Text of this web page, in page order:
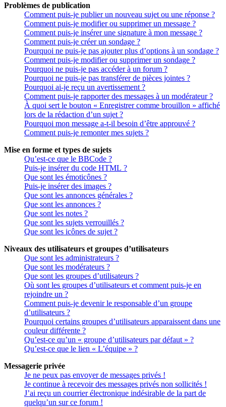
Problèmes de publication
Comment puis-je publier un nouveau sujet ou une réponse ?
Comment puis-je modifier ou supprimer un message ?
Comment puis-je insérer une signature à mon message ?
Comment puis-je créer un sondage ?
Pourquoi ne puis-je pas ajouter plus d’options à un sondage ?
Comment puis-je modifier ou supprimer un sondage ?
Pourquoi ne puis-je pas accéder à un forum ?
Pourquoi ne puis-je pas transférer de pièces jointes ?
Pourquoi ai-je reçu un avertissement ?
Comment puis-je rapporter des messages à un modérateur ?
À quoi sert le bouton « Enregistrer comme brouillon » affiché
lors de la rédaction d’un sujet ?
Pourquoi mon message a-t-il besoin d’être approuvé ?
Comment puis-je remonter mes sujets ?
Mise en forme et types de sujets
Qu’est-ce que le BBCode ?
Puis-je insérer du code HTML ?
Que sont les émoticônes ?
Puis-je insérer des images ?
Que sont les annonces générales ?
Que sont les annonces ?
Que sont les notes ?
Que sont les sujets verrouillés ?
Que sont les icônes de sujet ?
Niveaux des utilisateurs et groupes d’utilisateurs
Que sont les administrateurs ?
Que sont les modérateurs ?
Que sont les groupes d’utilisateurs ?
Où sont les groupes d’utilisateurs et comment puis-je en
rejoindre un ?
Comment puis-je devenir le responsable d’un groupe
d’utilisateurs ?
Pourquoi certains groupes d’utilisateurs apparaissent dans une
couleur différente ?
Qu’est-ce qu’un « groupe d’utilisateurs par défaut » ?
Qu’est-ce que le lien « L’équipe » ?
Messagerie privée
Je ne peux pas envoyer de messages privés !
Je continue à recevoir des messages privés non sollicités !
J’ai reçu un courrier électronique indésirable de la part de
quelqu’un sur ce forum !